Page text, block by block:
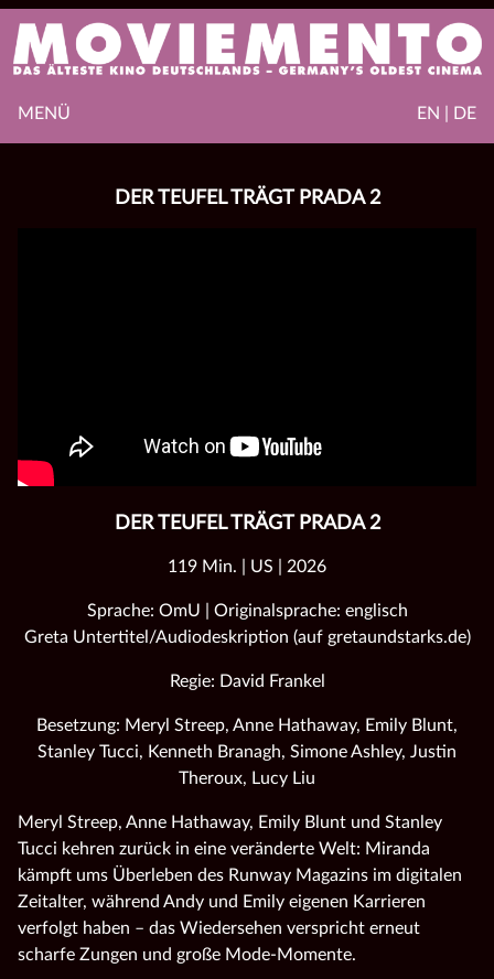
EN | DE
MENÜ
DER TEUFEL TRÄGT PRADA 2
DER TEUFEL TRÄGT PRADA 2
119 Min. | US | 2026
Sprache: OmU | Originalsprache: englisch
Greta Untertitel/Audiodeskription (auf gretaundstarks.de)
Regie: David Frankel
Besetzung: Meryl Streep, Anne Hathaway, Emily Blunt,
Stanley Tucci, Kenneth Branagh, Simone Ashley, Justin
Theroux, Lucy Liu
Meryl Streep, Anne Hathaway, Emily Blunt und Stanley
Tucci kehren zurück in eine veränderte Welt: Miranda
kämpft ums Überleben des Runway Magazins im digitalen
Zeitalter, während Andy und Emily eigenen Karrieren
verfolgt haben – das Wiedersehen verspricht erneut
scharfe Zungen und große Mode‑Momente.